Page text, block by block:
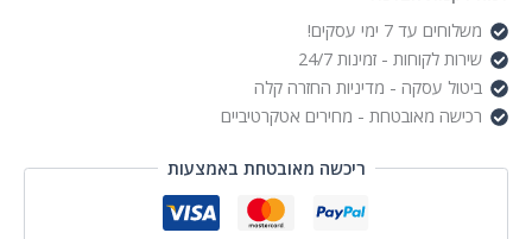
משלוחים עד 7 ימי עסקים!
שירות לקוחות - זמינות 24/7
ביטול עסקה - מדיניות החזרה קלה
רכישה מאובטחת - מחירים אטקרטיביים
ריכשה מאובטחת באמצעות